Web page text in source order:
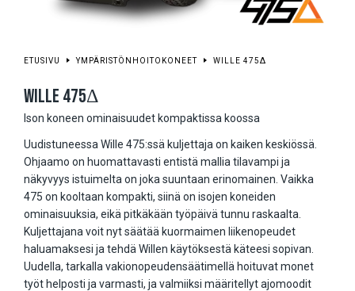
ETUSIVU YMPÄRISTÖNHOITOKONEET WILLE 475Δ
WILLE 475Δ
Ison koneen ominaisuudet kompaktissa koossa
Uudistuneessa Wille 475:ssä kuljettaja on kaiken keskiössä.
Ohjaamo on huomattavasti entistä mallia tilavampi ja
näkyvyys istuimelta on joka suuntaan erinomainen. Vaikka
475 on kooltaan kompakti, siinä on isojen koneiden
ominaisuuksia, eikä pitkäkään työpäivä tunnu raskaalta.
Kuljettajana voit nyt säätää kuormaimen liikenopeudet
haluamaksesi ja tehdä Willen käytöksestä käteesi sopivan.
Uudella, tarkalla vakionopeudensäätimellä hoituvat monet
työt helposti ja varmasti, ja valmiiksi määritellyt ajomoodit